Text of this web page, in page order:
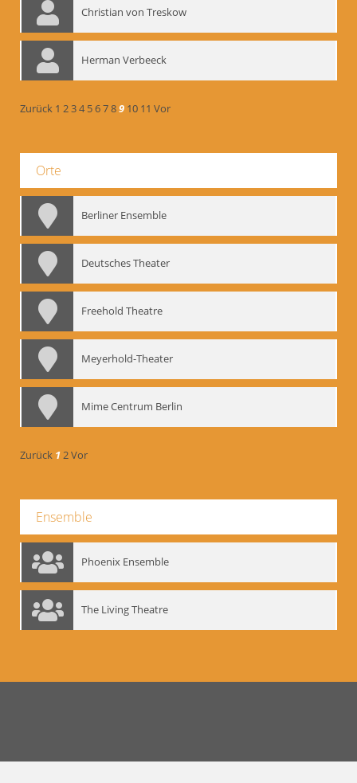
Christian von Treskow
Herman Verbeeck
Zurück 1 234 56789 10 11 Vor
Orte
Berliner Ensemble
Deutsches Theater
Freehold Theatre
Meyerhold-Theater
Mime Centrum Berlin
Zurück 12Vor
Ensemble
Phoenix Ensemble
The Living Theatre